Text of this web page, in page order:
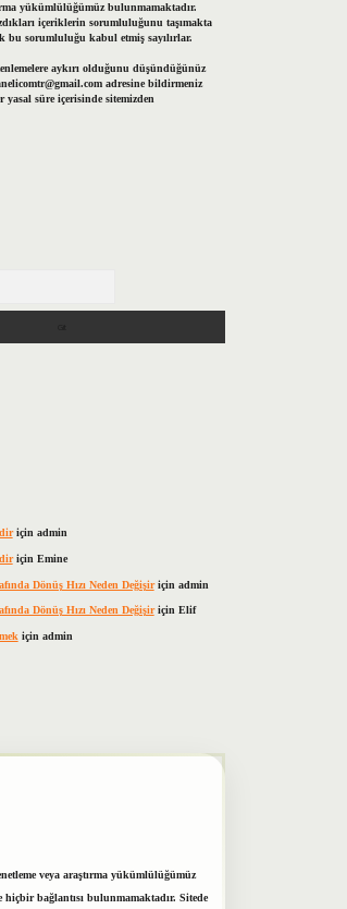
yükümlülüğümüz bulunmamaktadır.
içeriklerin sorumluluğunu taşımakta
bu sorumluluğu kabul etmiş sayılırlar.
aykırı olduğunu düşündüğünüz
adresine bildirmeniz
süre içerisinde sitemizden
için admin
için Emine
Dönüş Hızı Neden Değişiriçin admin
Dönüş Hızı Neden Değişiriçin Elif
için admin
veya araştırma yükümlülüğümüz
bağlantısı bulunmamaktadır. Sitede